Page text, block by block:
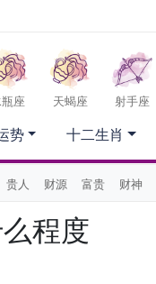
座 天蝎座 射手座
贵人 财源 富贵 财神
势 十二生肖
程度